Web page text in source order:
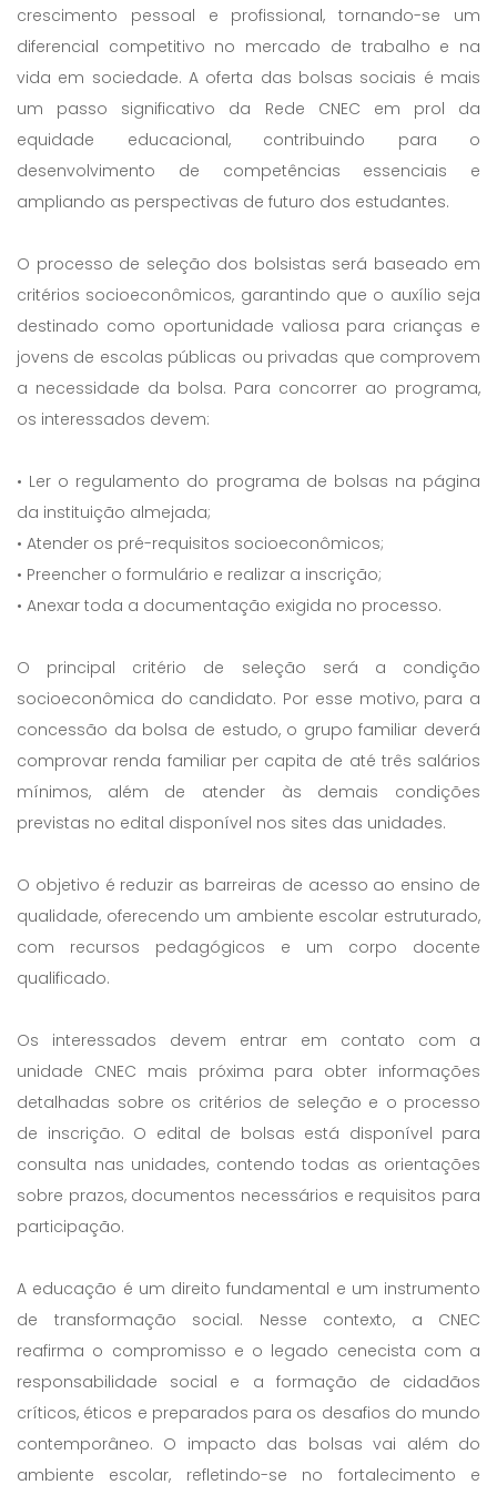
crescimento pessoal e profissional, tornando-se um
diferencial competitivo no mercado de trabalho e na
vida em sociedade. A oferta das bolsas sociais é mais
um passo significativo da Rede CNEC em prol da
equidade educacional, contribuindo para o
desenvolvimento de competências essenciais e
ampliando as perspectivas de futuro dos estudantes.
O processo de seleção dos bolsistas será baseado em
critérios socioeconômicos, garantindo que o auxílio seja
destinado como oportunidade valiosa para crianças e
jovens de escolas públicas ou privadas que comprovem
a necessidade da bolsa. Para concorrer ao programa,
os interessados devem:
• Ler o regulamento do programa de bolsas na página
da instituição almejada;
• Atender os pré-requisitos socioeconômicos;
• Preencher o formulário e realizar a inscrição;
• Anexar toda a documentação exigida no processo.
O principal critério de seleção será a condição
socioeconômica do candidato. Por esse motivo, para a
concessão da bolsa de estudo, o grupo familiar deverá
comprovar renda familiar per capita de até três salários
mínimos, além de atender às demais condições
previstas no edital disponível nos sites das unidades.
O objetivo é reduzir as barreiras de acesso ao ensino de
qualidade, oferecendo um ambiente escolar estruturado,
com recursos pedagógicos e um corpo docente
qualificado.
Os interessados devem entrar em contato com a
unidade CNEC mais próxima para obter informações
detalhadas sobre os critérios de seleção e o processo
de inscrição. O edital de bolsas está disponível para
consulta nas unidades, contendo todas as orientações
sobre prazos, documentos necessários e requisitos para
participação.
A educação é um direito fundamental e um instrumento
de transformação social. Nesse contexto, a CNEC
reafirma o compromisso e o legado cenecista com a
responsabilidade social e a formação de cidadãos
críticos, éticos e preparados para os desafios do mundo
contemporâneo. O impacto das bolsas vai além do
ambiente escolar, refletindo-se no fortalecimento e